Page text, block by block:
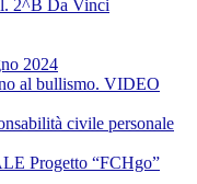
2^B Da Vinci
2024
al bullismo. VIDEO
civile personale
Progetto “FCHgo”